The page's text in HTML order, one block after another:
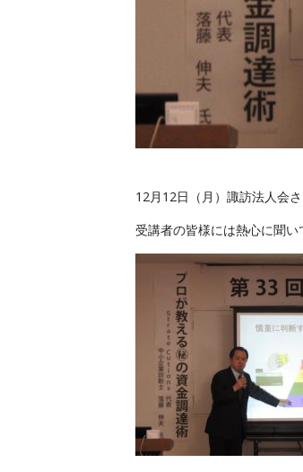
12月12日（月）諏訪法人会
受講者の皆様には熱心に聞